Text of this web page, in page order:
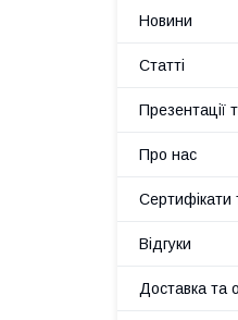
Новини
Статті
Презентації
Про нас
Сертифікати
Відгуки
Доставка та